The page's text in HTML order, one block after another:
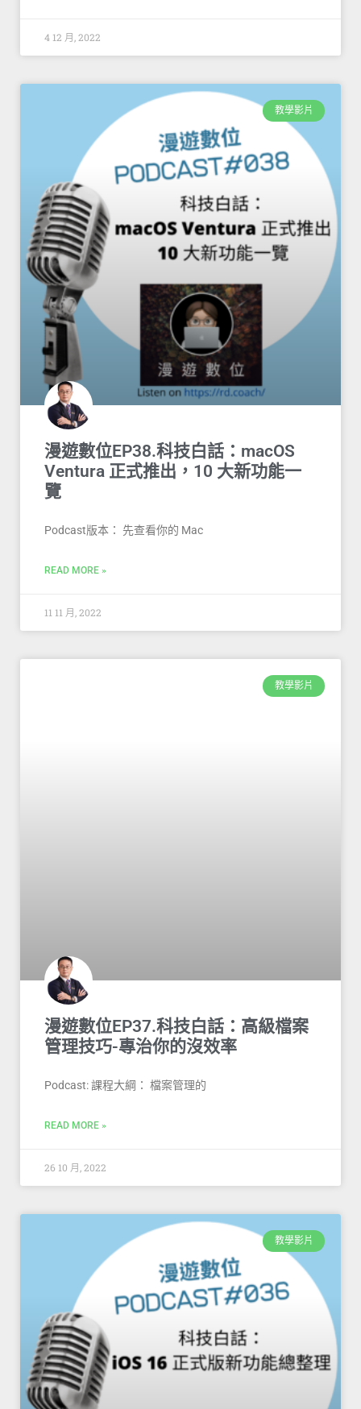
4 12 月, 2022
教學影片
漫遊數位EP38.科技白話：macOS
Ventura 正式推出，10 大新功能一
覽
Podcast版本： 先查看你的 Mac
READ MORE »
11 11 月, 2022
教學影片
漫遊數位EP37.科技白話：高級檔案
管理技巧-專治你的沒效率
Podcast: 課程大綱： 檔案管理的
READ MORE »
26 10 月, 2022
教學影片